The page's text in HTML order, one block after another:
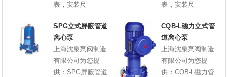
表，安装尺
表，安装尺
SPG立式屏蔽管道
离心泵
上海沈泉泵阀制造
有限公司为您提
供：SPG屏蔽管道
CQB-L磁力立式管
道离心泵
上海沈泉泵阀制造
有限公司为您提
供：CQB-L磁力管